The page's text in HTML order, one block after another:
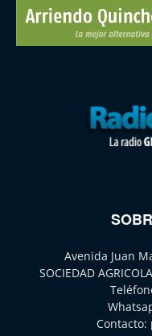
Avenida Juan
SOCIEDAD
Contacto: